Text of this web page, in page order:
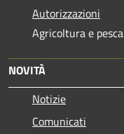
Autorizzazioni
Agricoltura e pesca
NOVITÀ
Notizie
Comunicati